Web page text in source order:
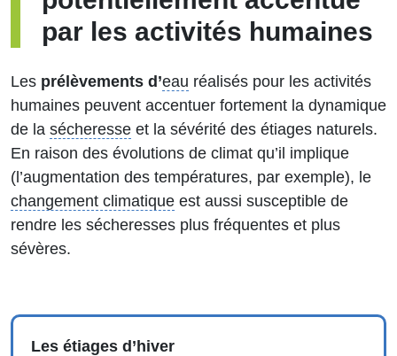
par les activités humaines
Les prélèvements d’eau réalisés pour les activités
humaines peuvent accentuer fortement la dynamique
de la sécheresse et la sévérité des étiages naturels.
En raison des évolutions de climat qu’il implique
(l’augmentation des températures, par exemple), le
changement climatique est aussi susceptible de
rendre les sécheresses plus fréquentes et plus
sévères.
Les étiages d’hiver